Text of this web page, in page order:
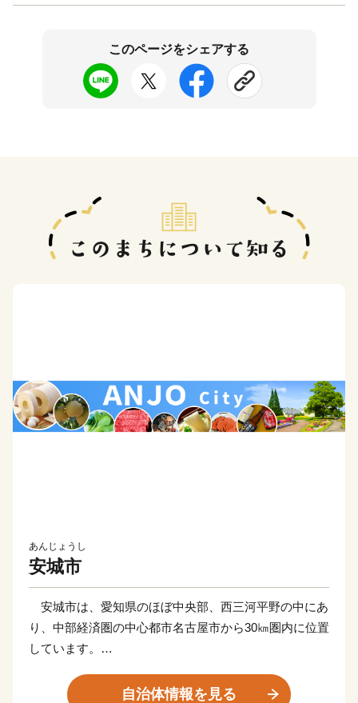
このページをシェアする
あんじょうし
安城市
安城市は、愛知県のほぼ中央部、西三河平野の中にあ
り、中部経済圏の中心都市名古屋市から30㎞圏内に位置
しています。
ンマーク」と呼ばれ、全国に名を広めるほど農業先進都
自治体情報を見る